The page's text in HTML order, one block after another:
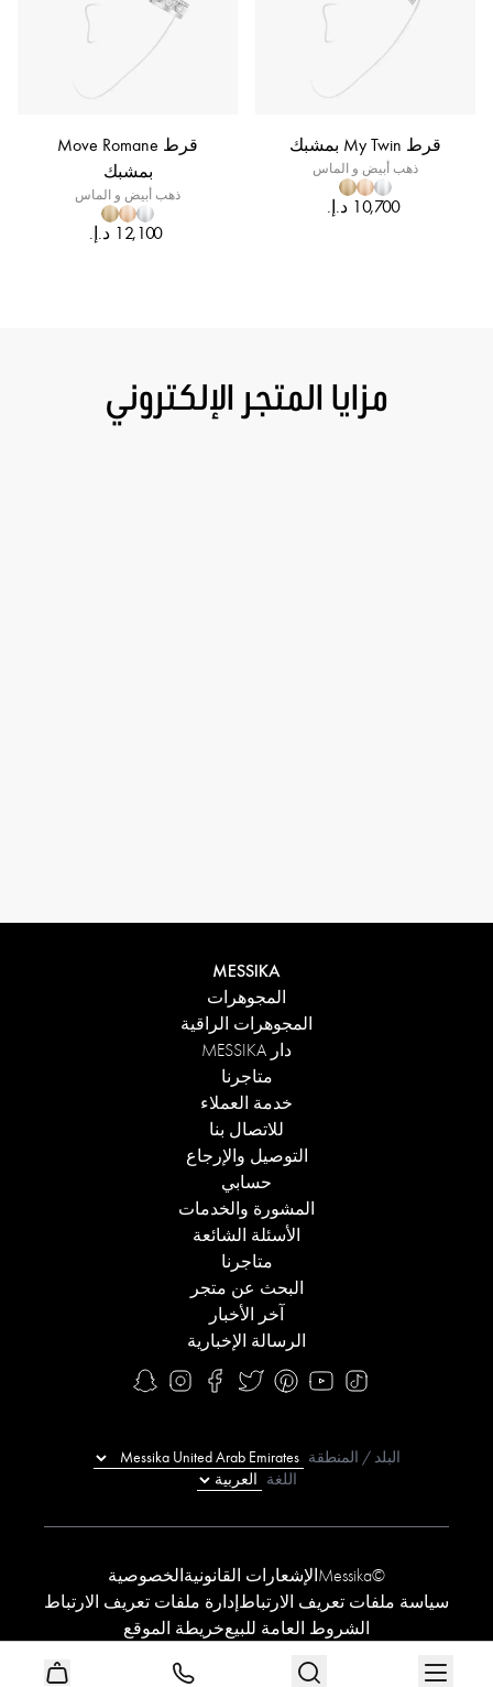
قرط My Twin بمشبك
ذهب أبيض و الماس
‏10,700 د.إ.‏
قرط Move Romane
بمشبك
ذهب أبيض و الماس
‏12,100 د.إ.‏
مزايا المتجر الإلكتروني
MESSIKA
المجوهرات
المجوهرات الراقية
دار MESSIKA
متاجرنا
خدمة العملاء
للاتصال بنا
التوصيل والإرجاع
حسابي
المشورة والخدمات
الأسئلة الشائعة
متاجرنا
البحث عن متجر
آخر الأخبار
الرسالة الإخبارية
©Messika الإشعارات القانونية الخصوصية
سياسة ملفات تعريف الارتباط إدارة ملفات تعريف الارتباط
الشروط العامة للبيعخريطة الموقع
البلد / المنطقة
اللغة